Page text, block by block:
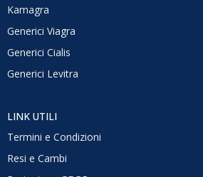
Kamagra
Generici Viagra
Generici Cialis
Generici Levitra
LINK UTILI
Termini e Condizioni
Resi e Cambi